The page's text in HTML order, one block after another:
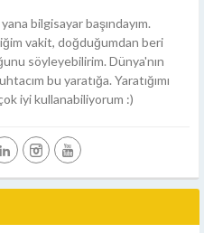
bilgisayar başındayım.
vakit, doğduğumdan beri
söyleyebilirim. Dünya'nın
bu yaratığa. Yaratığımı
iyi kullanabiliyorum :)